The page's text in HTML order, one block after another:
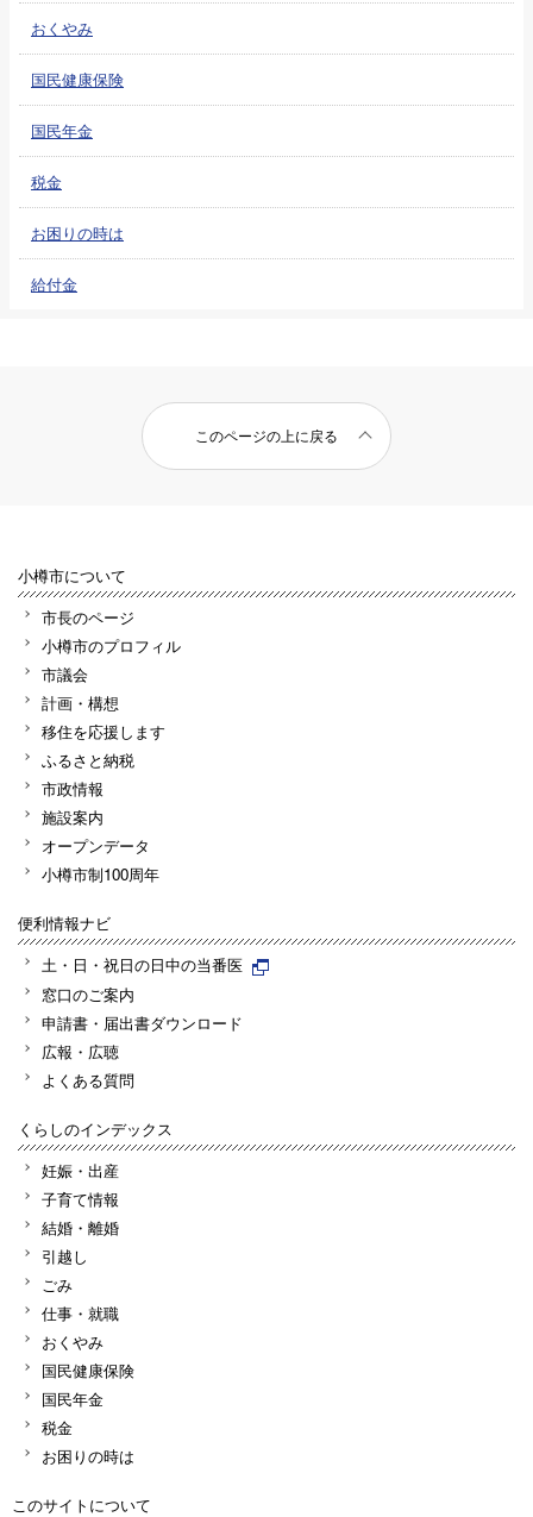
おくやみ
国民健康保険
国民年金
税金
お困りの時は
給付金
このページの上に戻る
小樽市について
市長のページ
小樽市のプロフィル
市議会
計画・構想
移住を応援します
ふるさと納税
市政情報
施設案内
オープンデータ
小樽市制100周年
便利情報ナビ
土・日・祝日の日中の当番医
窓口のご案内
申請書・届出書ダウンロード
広報・広聴
よくある質問
くらしのインデックス
妊娠・出産
子育て情報
結婚・離婚
引越し
ごみ
仕事・就職
おくやみ
国民健康保険
国民年金
税金
お困りの時は
このサイトについて